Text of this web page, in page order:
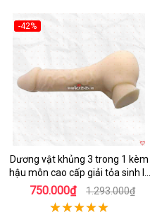
-42%
Dương vật khủng 3 trong 1 kèm
hậu môn cao cấp giải tỏa sinh lý
nam nữ
750.000₫ 1.293.000₫